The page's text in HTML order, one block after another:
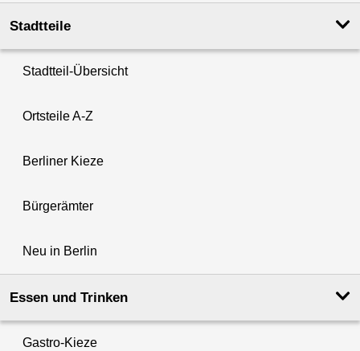
Stadtteile
Stadtteil-Übersicht
Ortsteile A-Z
Berliner Kieze
Bürgerämter
Neu in Berlin
Essen und Trinken
Gastro-Kieze